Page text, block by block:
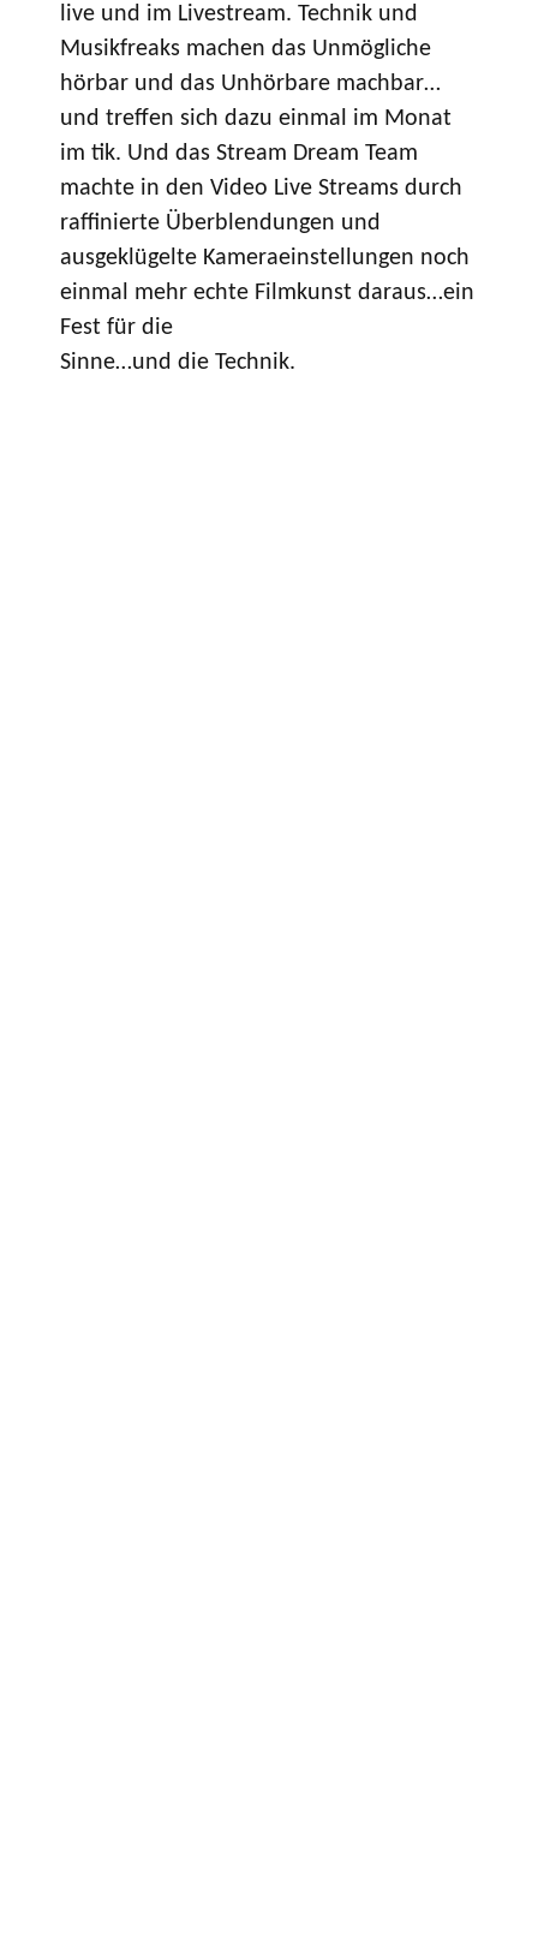
live und im Livestream. Technik und
Musikfreaks machen das Unmögliche
hörbar und das Unhörbare machbar…
und treffen sich dazu einmal im Monat
im tik. Und das Stream Dream Team
machte in den Video Live Streams durch
raffinierte Überblendungen und
ausgeklügelte Kameraeinstellungen noch
einmal mehr echte Filmkunst daraus…ein
Fest für die
Sinne…und die Technik.